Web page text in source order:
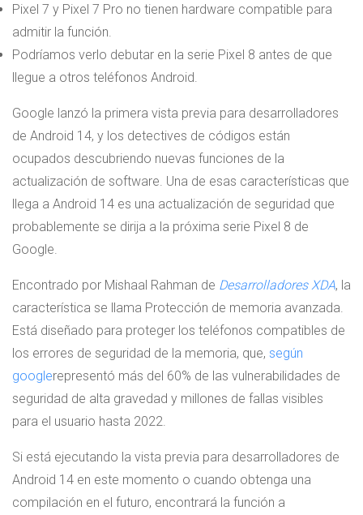
Pixel 7 y Pixel 7 Pro no tienen hardware compatible para
admitir la función.
Podríamos verlo debutar en la serie Pixel 8 antes de que
llegue a otros teléfonos Android.
Google lanzó la primera vista previa para desarrolladores
de Android 14, y los detectives de códigos están
ocupados descubriendo nuevas funciones de la
actualización de software. Una de esas características que
llega a Android 14 es una actualización de seguridad que
probablemente se dirija a la próxima serie Pixel 8 de
Google.
Encontrado por Mishaal Rahman de Desarrolladores XDA, la
característica se llama Protección de memoria avanzada.
Está diseñado para proteger los teléfonos compatibles de
los errores de seguridad de la memoria, que, según
googlerepresentó más del 60% de las vulnerabilidades de
seguridad de alta gravedad y millones de fallas visibles
para el usuario hasta 2022.
Si está ejecutando la vista previa para desarrolladores de
Android 14 en este momento o cuando obtenga una
compilación en el futuro, encontrará la función a